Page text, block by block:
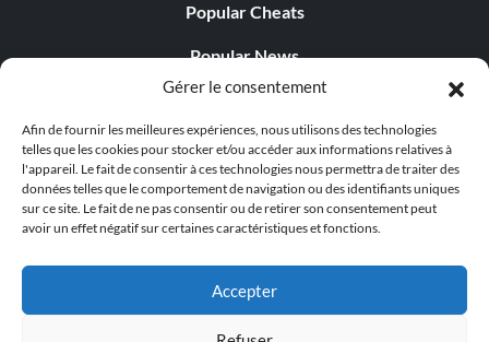
Gérer le consentement
Afin de fournir les meilleures expériences, nous utilisons des technologies
telles que les cookies pour stocker et/ou accéder aux informations relatives à
l'appareil. Le fait de consentir à ces technologies nous permettra de traiter des
données telles que le comportement de navigation ou des identifiants uniques
sur ce site. Le fait de ne pas consentir ou de retirer son consentement peut
avoir un effet négatif sur certaines caractéristiques et fonctions.
Accepter
Popular Cheats
Popular News
Popular Editorials
Popular Free Games
LATEST UPDATES